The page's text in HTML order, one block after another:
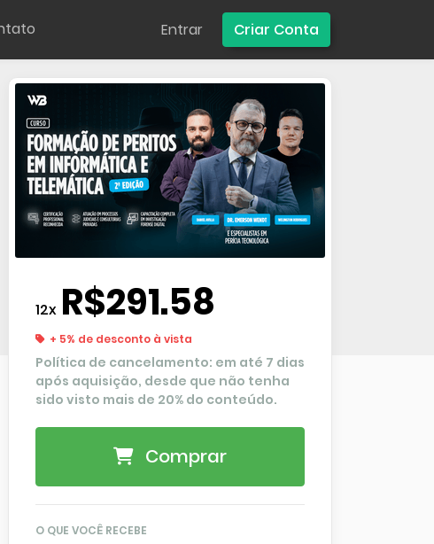
Entrar Criar Conta
12x R$291.58
+ 5% de desconto à vista
Política de cancelamento: em até 7 dias
após aquisição, desde que não tenha
sido visto mais de 20% do conteúdo.
Comprar
O QUE VOCÊ RECEBE